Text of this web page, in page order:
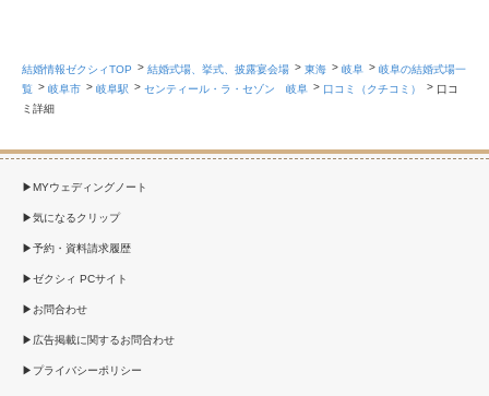
結婚情報ゼクシィTOP 結婚式場、挙式、披露宴会場 東海 岐阜
岐阜の結婚式場一
覧
岐阜市 岐阜駅 センティール・ラ・セゾン 岐阜 口コミ（クチコミ）
口コ
ミ詳細
MYウェディングノート
気になるクリップ
予約・資料請求履歴
ゼクシィ PCサイト
お問合わせ
広告掲載に関するお問合わせ
プライバシーポリシー